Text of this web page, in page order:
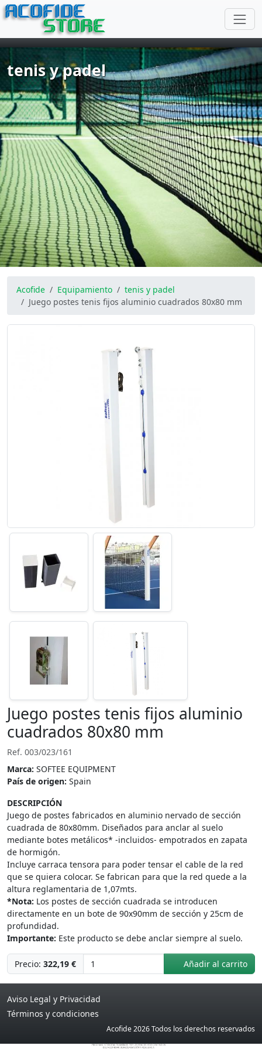
ACOFIDE
STORE
tenis y padel
Acofide Equipamiento
tenis y padel
Juego postes tenis fijos aluminio cuadrados 80x80 mm
Juego postes tenis fijos aluminio
cuadrados 80x80 mm
Ref. 003/023/161
Marca: SOFTEE EQUIPMENT
País de origen: Spain
DESCRIPCIÓN
Juego de postes fabricados en aluminio nervado de sección
cuadrada de 80x80mm. Diseñados para anclar al suelo
mediante botes metálicos* -incluidos- empotrados en zapata
de hormigón.
Incluye carraca tensora para poder tensar el cable de la red
que se quiera colocar. Se fabrican para que la red quede a la
altura reglamentaria de 1,07mts.
*Nota: Los postes de sección cuadrada se introducen
directamente en un bote de 90x90mm de sección y 25cm de
profundidad.
Importante: Este producto se debe anclar siempre al suelo.
Precio: 322,19 € Añadir al carrito
Aviso Legal y Privacidad
Términos y condiciones
Acofide 2026 Todos los derechos reservados